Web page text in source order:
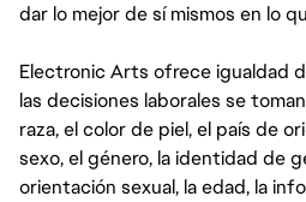
dar lo mejor de sí mismos en lo
Electronic Arts ofrece igualdad
las decisiones laborales se
raza, el color de piel, el país de
sexo, el género, la identidad de
orientación sexual, la edad, la